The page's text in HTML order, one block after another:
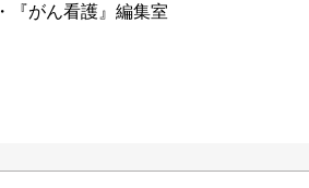
・『がん看護』編集室